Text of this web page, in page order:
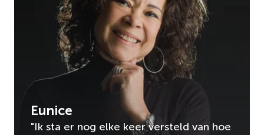
Eunice
"Ik sta er nog elke keer versteld van hoe